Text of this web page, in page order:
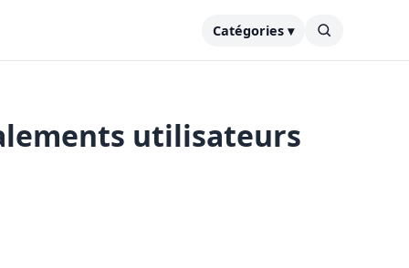
Catégories ▾
utilisateurs